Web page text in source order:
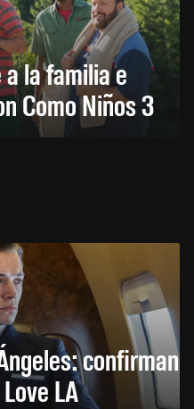
la familia e
Como Niños 3
confirman
LA